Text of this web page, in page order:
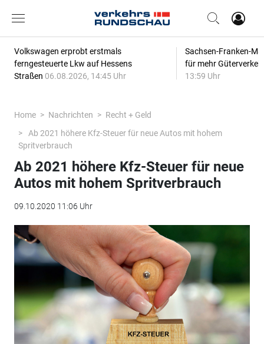
Volkswagen erprobt erstmals
ferngesteuerte Lkw auf Hessens
Straßen 06.08.2026, 14:45 Uhr
Sachsen-Franken-
für mehr
13:59 Uhr
Home Nachrichten
Recht + Geld
Ab 2021 höhere Kfz-Steuer für neue Autos mit hohem
Spritverbrauch
Ab 2021 höhere Kfz-Steuer für neue
Autos mit hohem Spritverbrauch
09.10.2020 11:06 Uhr